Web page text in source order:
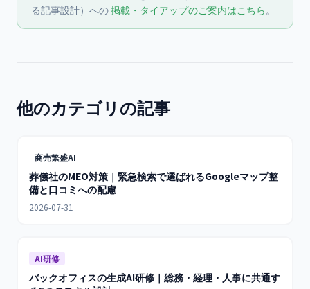
る記事設計）への掲載・タイアップのご案内はこちら。
他のカテゴリの記事
商売繁盛AI
葬儀社のMEO対策｜緊急検索で選ばれるGoogleマップ整
備と口コミへの配慮
2026-07-31
AI研修
バックオフィスの生成AI研修｜総務・経理・人事に共通す